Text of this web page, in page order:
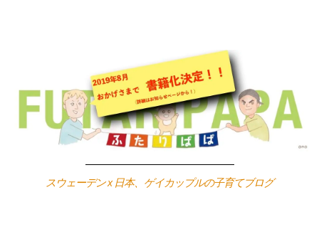
スウェーデン x 日本、ゲイカップルの子育てブログ